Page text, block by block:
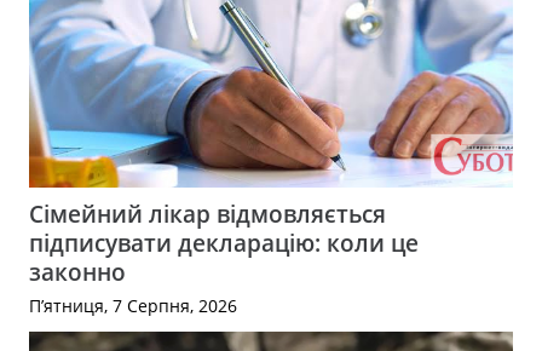
Сімейний лікар відмовляється
підписувати декларацію: коли це
законно
П’ятниця, 7 Серпня, 2026